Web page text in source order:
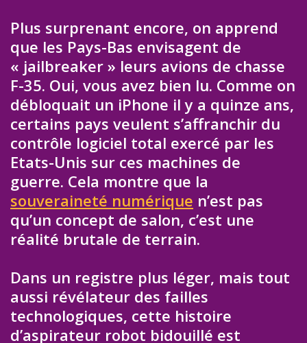
Plus surprenant encore, on apprend
que les Pays-Bas envisagent de
« jailbreaker » leurs avions de chasse
F-35. Oui, vous avez bien lu. Comme on
débloquait un iPhone il y a quinze ans,
certains pays veulent s’affranchir du
contrôle logiciel total exercé par les
Etats-Unis sur ces machines de
guerre. Cela montre que la
souveraineté numérique n’est pas
qu’un concept de salon, c’est une
réalité brutale de terrain.
Dans un registre plus léger, mais tout
aussi révélateur des failles
technologiques, cette histoire
d’aspirateur robot bidouillé est